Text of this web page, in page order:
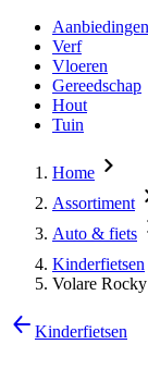
Aanbiedingen
Verf
Vloeren
Gereedschap
Hout
Tuin
Home
Assortiment
Auto & fiets
Kinderfietsen
Volare
Kinderfietsen